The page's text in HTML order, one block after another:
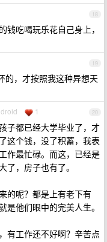
18
吃喝玩乐花自己身上，
19
的，才按照我这种异想天
20
1
子都已经大学毕业了，才
这个钱，没了积蓄，我表
作最忙碌。而这，已经是
了，房子也有了。
的呢？都是上有老下有
他们眼中的完美人生。
有工作还不好啊？辛苦点